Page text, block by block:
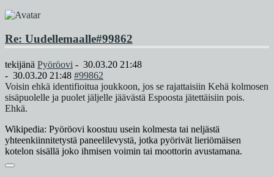
Re: Uudellemaalle#99862
tekijänä Pyöröovi - 30.03.20 21:48
- 30.03.20 21:48 #99862
Voisin ehkä identifioitua joukkoon, jos se rajattaisiin Kehä kolmosen
sisäpuolelle ja puolet jäljelle jäävästä Espoosta jätettäisiin pois.
Ehkä.
Wikipedia: Pyöröovi koostuu usein kolmesta tai neljästä
yhteenkiinnitetystä paneelilevystä, jotka pyörivät lieriömäisen
kotelon sisällä joko ihmisen voimin tai moottorin avustamana.